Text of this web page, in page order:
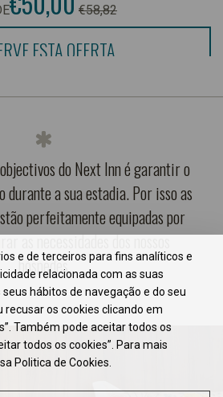
€58,82
ESTA OFERTA
do Next Inn é garantir o
a sua estadia. Por isso as
perfeitamente equipadas por
as necessidades dos nossos
hóspedes
e de terceiros para fins analíticos e
relacionada com as suas
hábitos de navegação e do seu
recusar os cookies clicando em
Também pode aceitar todos os
todos os cookies”. Para mais
Politica de Cookies.